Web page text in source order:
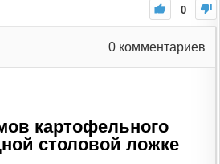
0
0 комментариев
картофельного
столовой ложке